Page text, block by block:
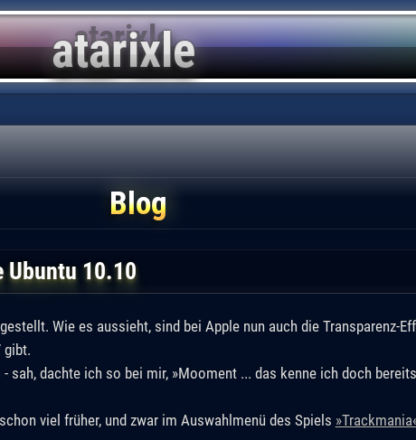
Blog
Ubuntu 10.10
Wie es aussieht, sind bei Apple nun auch die Transparenz-
gibt.
sah, dachte ich so bei mir, »Mooment ... das kenne ich doch
viel früher, und zwar im Auswahlmenü des Spiels